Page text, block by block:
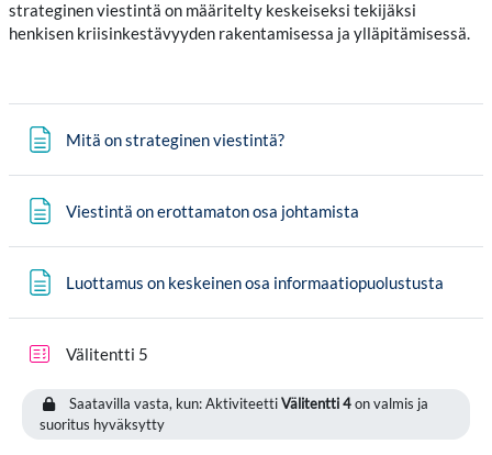
strateginen viestintä on määritelty keskeiseksi tekijäksi
henkisen kriisinkestävyyden rakentamisessa ja ylläpitämisessä.
Mitä on strateginen viestintä?Sivu
Viestintä on erottamaton osa johtamista
Luottamus on keskeinen osa informaatiopuolustusta
Välitentti 5
Saatavilla vasta, kun: AktiviteettiVälitentti 4on valmis ja
suoritus hyväksytty